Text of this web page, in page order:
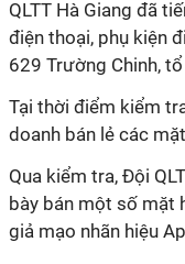
QLTT Hà Giang đã
điện thoại, phụ kiện
629 Trường Chinh,
Tại thời điểm kiểm
doanh bán lẻ các
Qua kiểm tra, Đội
bày bán một số mặt
giả mạo nhãn hiệu